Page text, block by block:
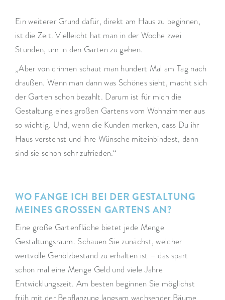
Ein weiterer Grund dafür, direkt am Haus zu beginnen,
ist die Zeit. Vielleicht hat man in der Woche zwei
Stunden, um in den Garten zu gehen.
„Aber von drinnen schaut man hundert Mal am Tag nach
draußen. Wenn man dann was Schönes sieht, macht sich
der Garten schon bezahlt. Darum ist für mich die
Gestaltung eines großen Gartens vom Wohnzimmer aus
so wichtig. Und, wenn die Kunden merken, dass Du ihr
Haus verstehst und ihre Wünsche miteinbindest, dann
sind sie schon sehr zufrieden.“
WO FANGE ICH BEI DER GESTALTUNG
MEINES GROSSEN GARTENS AN?
Eine große Gartenfläche bietet jede Menge
Gestaltungsraum. Schauen Sie zunächst, welcher
wertvolle Gehölzbestand zu erhalten ist – das spart
schon mal eine Menge Geld und viele Jahre
Entwicklungszeit. Am besten beginnen Sie möglichst
früh mit der Bepflanzung langsam wachsender Bäume